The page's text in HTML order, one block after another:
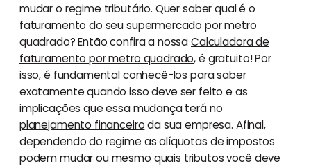
mudar o regime tributário. Quer saber qual é o
faturamento do seu supermercado por metro
quadrado? Então confira a nossaCalculadora de
faturamento por metro quadrado, é gratuito! Por
isso, é fundamental conhecê-los para saber
exatamente quando isso deve ser feito e as
implicações que essa mudança terá no
planejamento financeiroda sua empresa. Afinal,
dependendo do regime as alíquotas de impostos
podem mudar ou mesmo quais tributos você deve